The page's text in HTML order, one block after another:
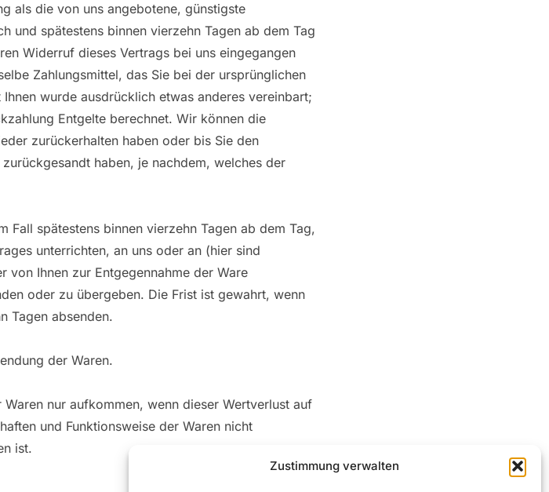
Zustimmung verwalten
als die von uns angebotene, günstigste
und spätestens binnen vierzehn Tagen ab dem Tag
Widerruf dieses Vertrags bei uns eingegangen
Zahlungsmittel, das Sie bei der ursprünglichen
wurde ausdrücklich etwas anderes vereinbart;
Entgelte berechnet. Wir können die
zurückerhalten haben oder bis Sie den
haben, je nachdem, welches der
Fall spätestens binnen vierzehn Tagen ab dem Tag,
unterrichten, an uns oder an (hier sind
von Ihnen zur Entgegennahme der Ware
oder zu übergeben. Die Frist ist gewahrt, wenn
Tagen absenden.
der Waren.
nur aufkommen, wenn dieser Wertverlust auf
und Funktionsweise der Waren nicht
ist.